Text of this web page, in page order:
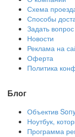
Схема
Способы
Задать вопрос
Новости
Реклама на
Оферта
Политика
Блог
Объектив
Ноутбук,
Программа